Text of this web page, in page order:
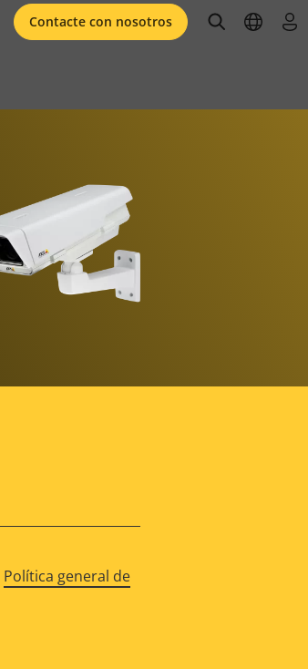
Contacte con nosotros openopen
Política general de